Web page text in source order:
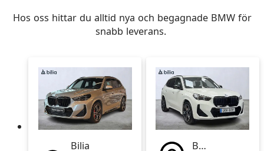
Hos oss hittar du alltid nya och begagnade BMW för
snabb leverans.
Bilia
Bilia